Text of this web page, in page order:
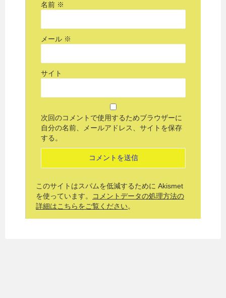
名前 ※
メール ※
サイト
次回のコメントで使用するためブラウザーに
自分の名前、メールアドレス、サイトを保存
する。
このサイトはスパムを低減するために Akismet
を使っています。
コメントデータの処理方法の
詳細はこちらをご覧ください。